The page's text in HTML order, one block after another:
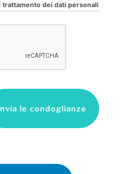
dei dati personali
le condoglianze